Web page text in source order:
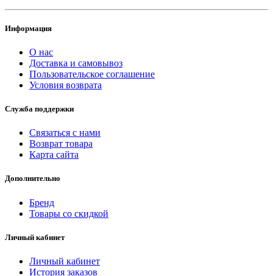
Информация
О нас
Доставка и самовывоз
Пользовательское соглашение
Условия возврата
Служба поддержки
Связаться с нами
Возврат товара
Карта сайта
Дополнительно
Бренд
Товары со скидкой
Личный кабинет
Личный кабинет
История заказов